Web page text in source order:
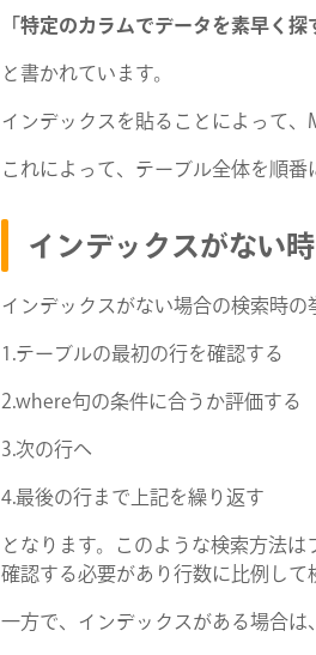
「特定のカラムでデータを素早く
と書かれています。
インデックスを貼ることによって、
これによって、テーブル全体を順
インデックスがない
インデックスがない場合の検索時の
1.テーブルの最初の行を確認する
2.where句の条件に合うか評価する
3.次の行へ
4.最後の行まで上記を繰り返す
となります。このような検索方法
確認する必要があり行数に比例して
一方で、インデックスがある場合は、